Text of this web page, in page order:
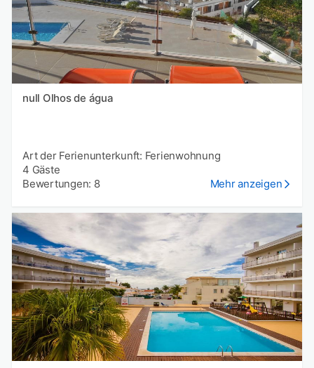
null Olhos de água
Art der Ferienunterkunft: Ferienwohnung
4 Gäste
Bewertungen: 8
Mehr anzeigen